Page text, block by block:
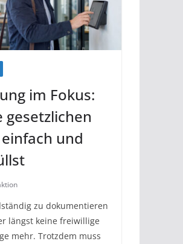
im Fokus:
gesetzlichen
und
zu dokumentieren
längst keine freiwillige
mehr. Trotzdem muss